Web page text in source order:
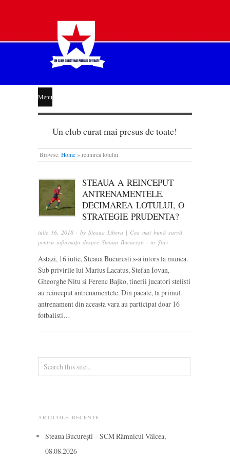
STEAUA
LIBERĂ
Menu
Un club curat mai presus de toate!
Browse: Home » reunirea lotului
STEAUA A REINCEPUT
ANTRENAMENTELE.
DECIMAREA LOTULUI, O
STRATEGIE PRUDENTA?
iulie 16, 2018 · by Steaua Libera | Cea mai bună sursă
pentru informații despre Steaua București · in Știri
Astazi, 16 iulie, Steaua Bucuresti s-a intors la munca.
Sub privirile lui Marius Lacatus, Stefan Iovan,
Gheorghe Nitu si Ferenc Bajko, tinerii jucatori stelisti
au reinceput antrenamentele. Din pacate, la primul
antrenament din aceasta vara au participat doar 16
fotbalisti…
ARTICOLE RECENTE
Steaua București – SCM Râmnicul Vâlcea,
08.08.2026